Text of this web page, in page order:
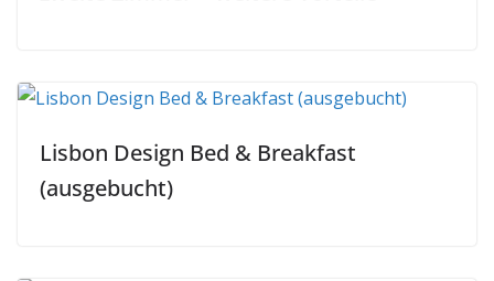
Lisbon Design Bed & Breakfast
(ausgebucht)